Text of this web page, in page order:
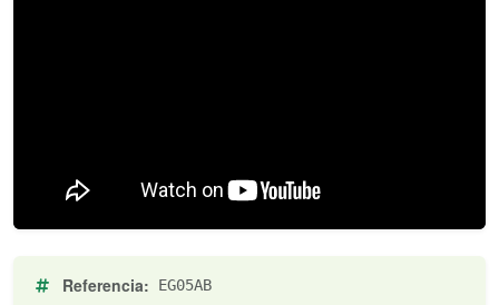
Referencia: EG05AB